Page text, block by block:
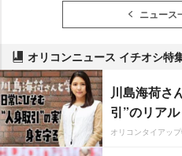
ニュース
オリコンニュース イチオシ特
川島海荷さ
引”のリアル
オリコンタイアッ